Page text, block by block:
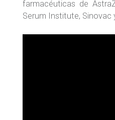
farmacéuticas de
Serum Institute, Sinovac